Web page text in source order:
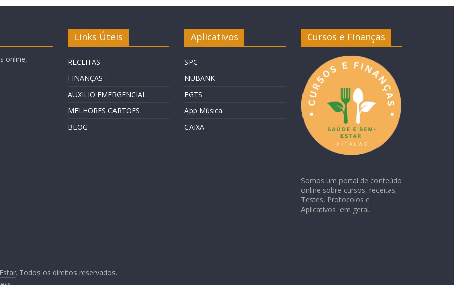
online,
Links Úteis
RECEITAS
FINANÇAS
AUXILIO EMERGENCIAL
MELHORES CARTOES
BLOG
Aplicativos
SPC
NUBANK
FGTS
App Música
CAIXA
Cursos e Finanças
Somos um portal de conteúdo
online sobre cursos, receitas,
Testes, Protocolos e
Aplicativos em geral.
. Todos os direitos reservados.